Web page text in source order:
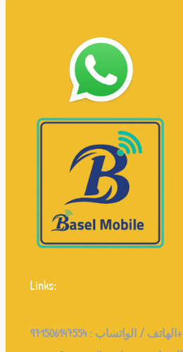
Links:
الهاتف / الواتساب :971506147554+